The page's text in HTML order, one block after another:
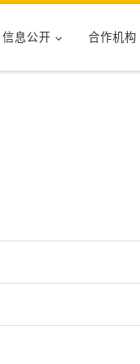
信息公开 合作机构